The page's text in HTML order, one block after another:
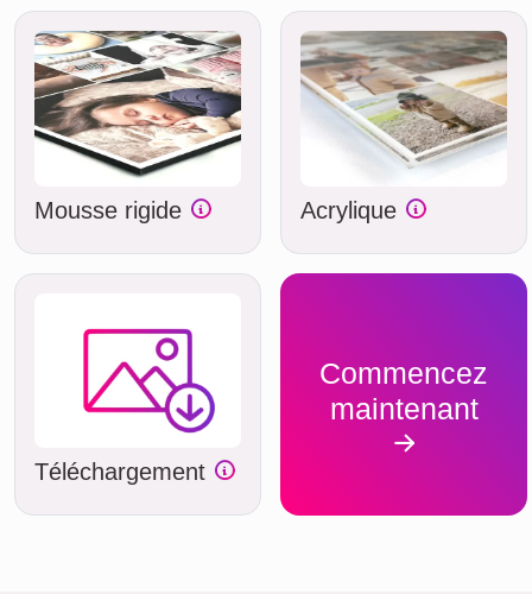
Mousse rigide Acrylique
Téléchargement
Commencez
maintenant